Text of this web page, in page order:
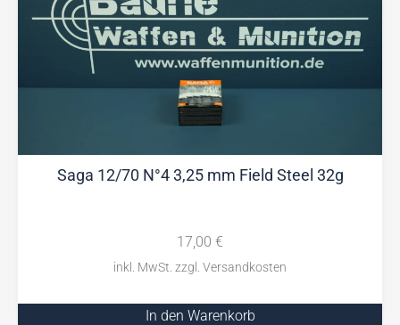
Saga 12/70 N°4 3,25 mm Field Steel 32g
17,00 €
In den Warenkorb